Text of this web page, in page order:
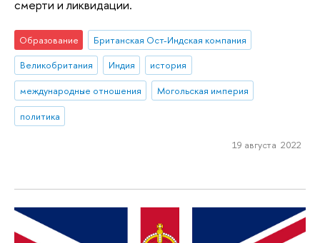
смерти и ликвидации.
Образование
Британская Ост-Индская компания
Великобритания
Индия
история
международные отношения
Могольская империя
политика
19 августа 2022